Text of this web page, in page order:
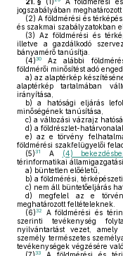
jogszabályában
(2) A földmérési és
és szakmai szabályzatokban
(3) Az földmérési és
illetve a gazdálkodó
bányamérő tanúsítja.
(4)30
Az alábbi
földmérői minősítést adó
a) az alaptérkép
alaptérkép tartalmában
irányítása,
b) a hatósági eljárás
minőségének tanúsítása,
c) a változási vázrajz
d) a földrészlet-
e) az e törvény
földmérési szakfelügyelői
(5)31 A (4)
térinformatikai
a) büntetlen előéletű,
b) a földmérési,
c) nem áll büntetőeljárás
d) megfelel az e
meghatározott feltételeknek.
(6)32 A földmérési és
szerinti tevékenység
nyilvántartást vezet, amely
személy természetes
tevékenységek végzésére
33